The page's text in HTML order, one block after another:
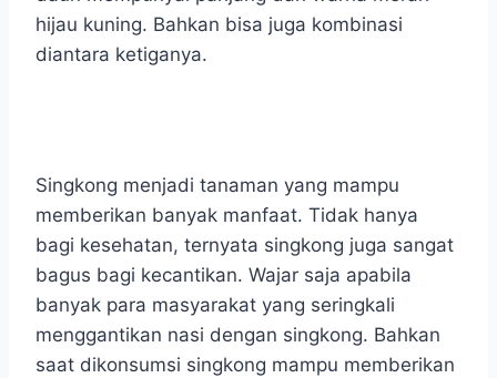
hijau kuning. Bahkan bisa juga kombinasi
diantara ketiganya.
Singkong menjadi tanaman yang mampu
memberikan banyak manfaat. Tidak hanya
bagi kesehatan, ternyata singkong juga sangat
bagus bagi kecantikan. Wajar saja apabila
banyak para masyarakat yang seringkali
menggantikan nasi dengan singkong. Bahkan
saat dikonsumsi singkong mampu memberikan